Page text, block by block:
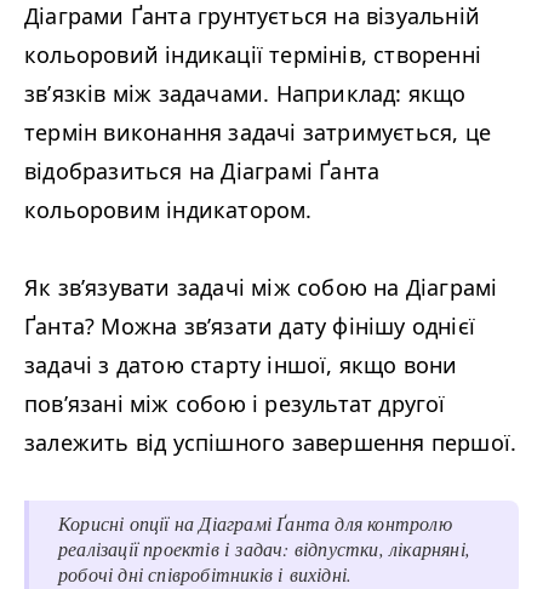
Діаграми Ґанта грунтується на візуальній
кольоровий індикації термінів, створенні
зв’язків між задачами. Наприклад: якщо
термін виконання задачі затримується, це
відобразиться на Діаграмі Ґанта
кольоровим індикатором.
Як зв’язувати задачі між собою на Діаграмі
Ґанта? Можна зв’язати дату фінішу однієї
задачі з датою старту іншої, якщо вони
пов’язані між собою і результат другої
залежить від успішного завершення першої.
Корисні опції на Діаграмі Ґанта для контролю
реалізації проектів і задач: відпустки, лікарняні,
робочі дні співробітників і вихідні.